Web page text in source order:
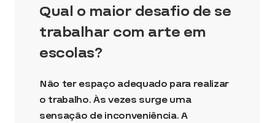
Qual o maior desafio de se
trabalhar com arte em
escolas?
Não ter espaço adequado para realizar
o trabalho. Às vezes surge uma
sensação de inconveniência. A